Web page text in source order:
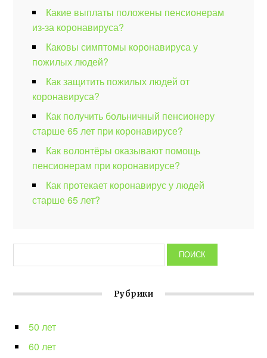
Какие выплаты положены пенсионерам
из-за коронавируса?
Каковы симптомы коронавируса у
пожилых людей?
Как защитить пожилых людей от
коронавируса?
Как получить больничный пенсионеру
старше 65 лет при коронавирусе?
Как волонтёры оказывают помощь
пенсионерам при коронавирусе?
Как протекает коронавирус у людей
старше 65 лет?
Рубрики
50 лет
60 лет